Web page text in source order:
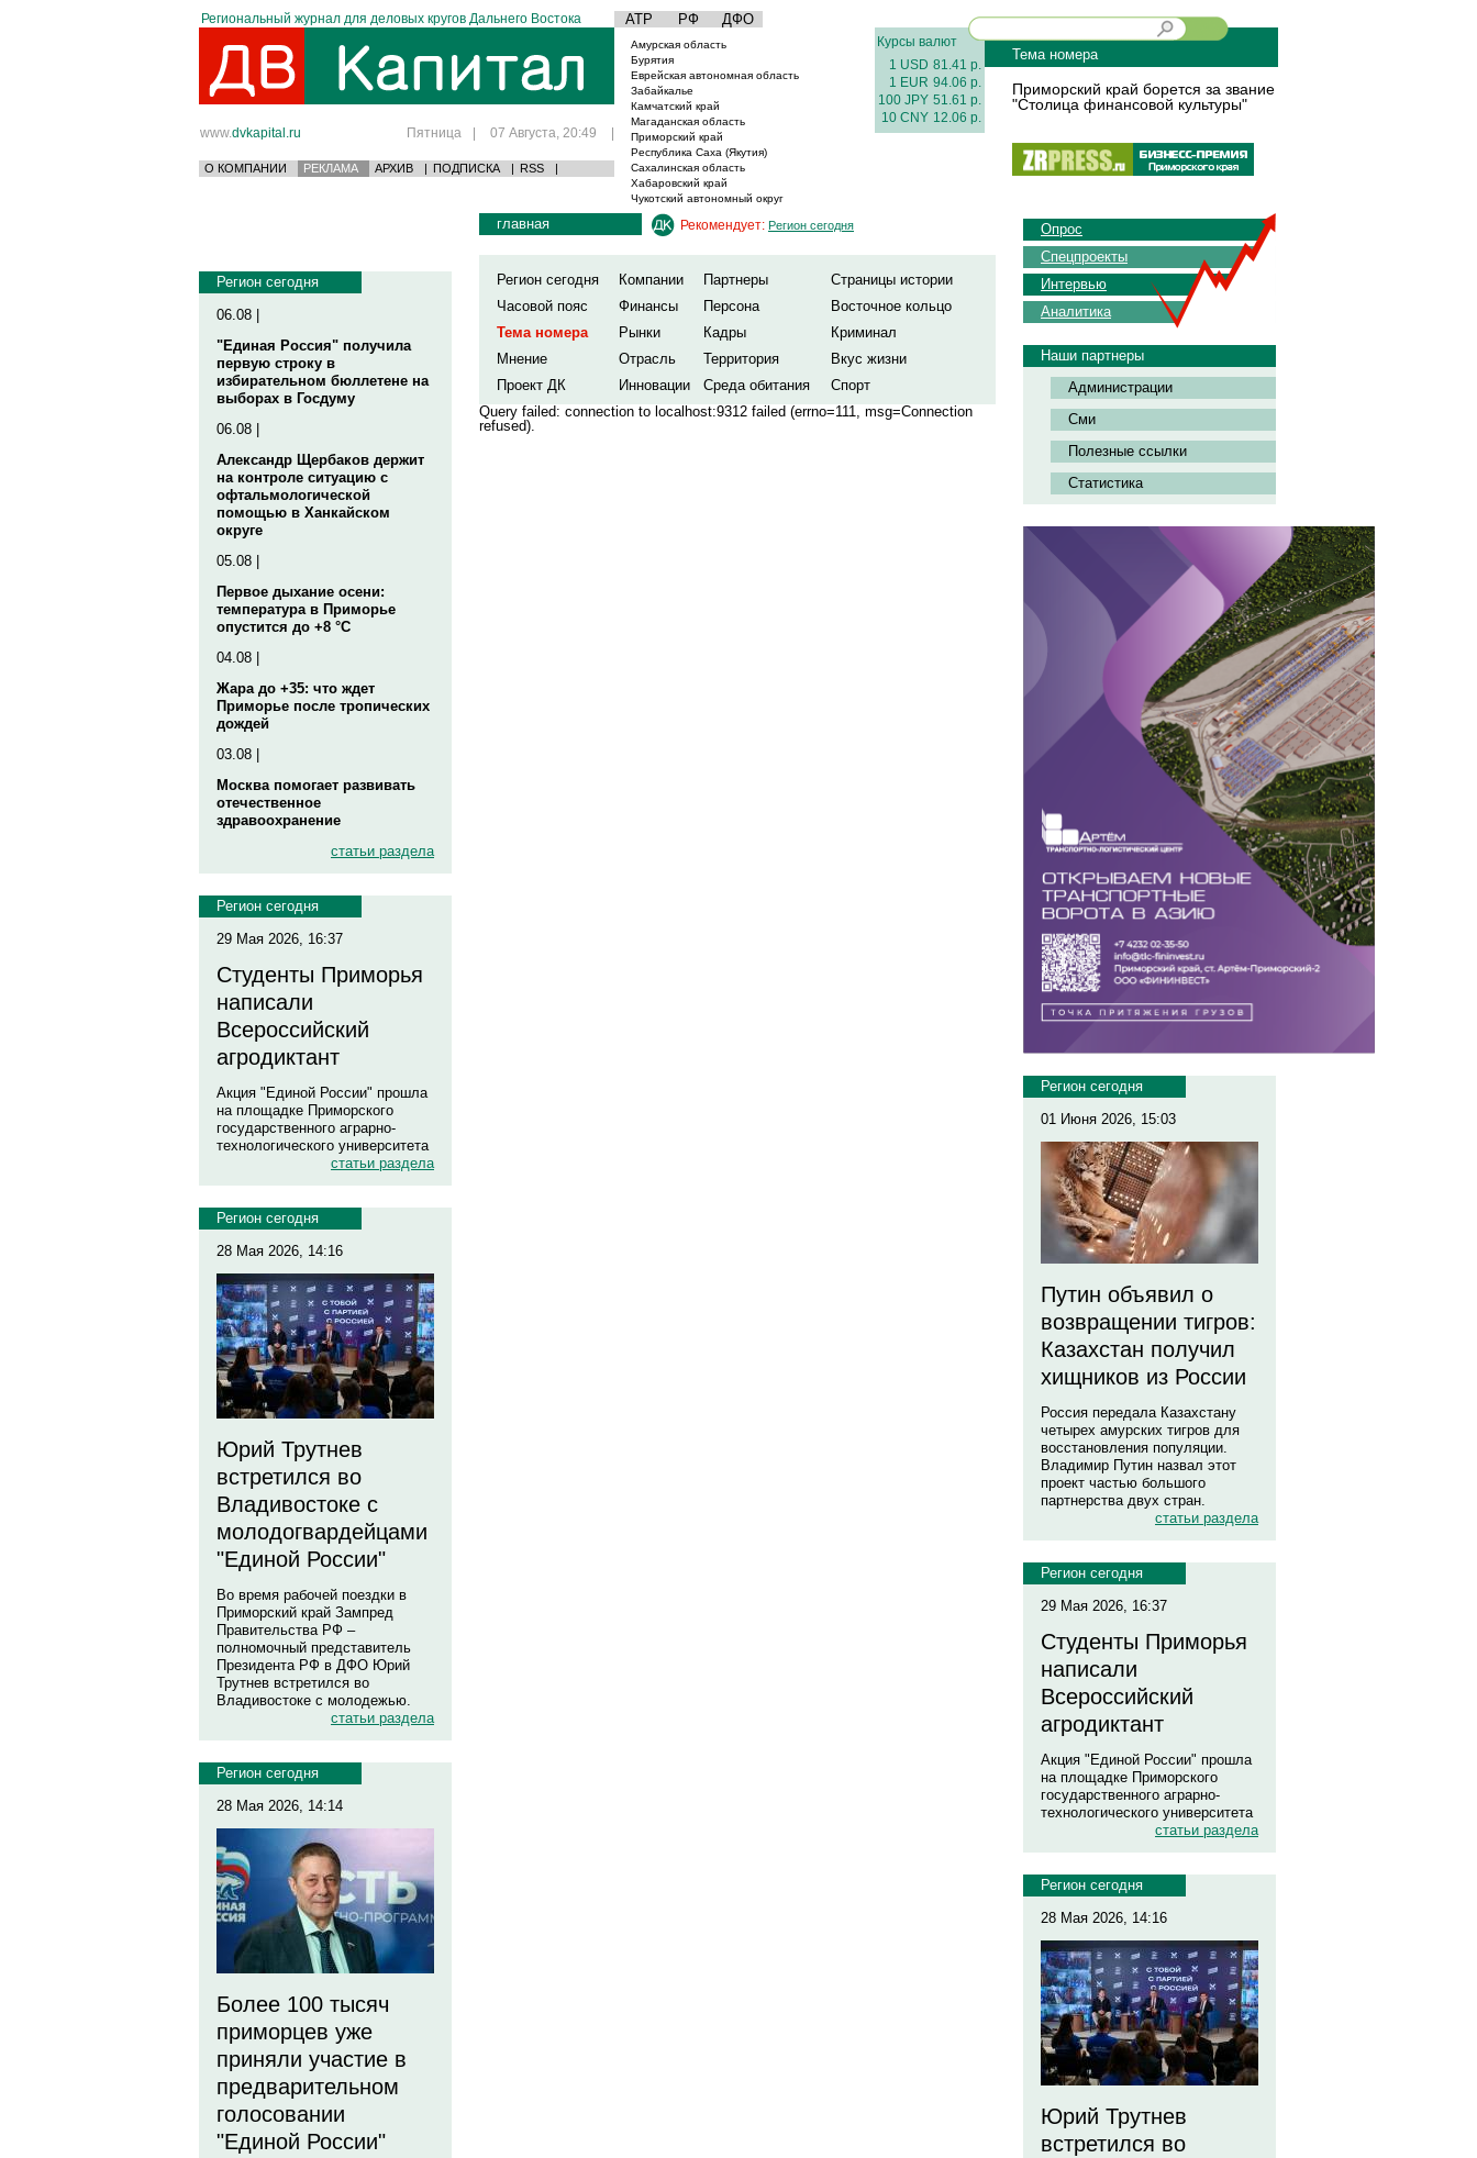
Региональный журнал для деловых кругов Дальнего Востока АТР РФ ДФО
www.dvkapital.ru Пятница | 07 Августа, 20:49 |
О КОМПАНИИ РЕКЛАМА АРХИВ | ПОДПИСКА | RSS |
Амурская область
Бурятия
Еврейская автономная область
Забайкалье
Камчатский край
Магаданская область
Приморский край
Республика Саха (Якутия)
Сахалинская область
Хабаровский край
Чукотский автономный округ
Курсы валют
1 USD 81.41 р.
1 EUR 94.06 р.
100 JPY 51.61 р.
10 CNY 12.06 р.
Тема номера
Приморский край борется за звание
"Столица финансовой культуры"
Регион сегодня
06.08 |
"Единая Россия" получила
первую строку в
избирательном бюллетене на
выборах в Госдуму
06.08 |
Александр Щербаков держит
на контроле ситуацию с
офтальмологической
помощью в Ханкайском
округе
05.08 |
Первое дыхание осени:
температура в Приморье
опустится до +8 °C
04.08 |
Жара до +35: что ждет
Приморье после тропических
дождей
03.08 |
Москва помогает развивать
отечественное
здравоохранение
статьи раздела
Регион сегодня
29 Мая 2026, 16:37
Студенты Приморья
написали
Всероссийский
агродиктант
Акция "Единой России" прошла
на площадке Приморского
государственного аграрно-
технологического университета
статьи раздела
Регион сегодня
28 Мая 2026, 14:16
Юрий Трутнев
встретился во
Владивостоке с
молодогвардейцами
"Единой России"
Во время рабочей поездки в
Приморский край Зампред
Правительства РФ –
полномочный представитель
Президента РФ в ДФО Юрий
Трутнев встретился во
Владивостоке с молодежью.
статьи раздела
Регион сегодня
28 Мая 2026, 14:14
Более 100 тысяч
приморцев уже
приняли участие в
предварительном
голосовании
"Единой России"
главная Рекомендует: Регион сегодня
Регион сегодня Компании Партнеры
Страницы истории
Часовой пояс
Финансы Персона
Восточное кольцо
Тема номера
Рынки Кадры
Криминал
Мнение
Отрасль Территория
Вкус жизни
Проект ДК
Инновации Среда обитания
Спорт
Query failed: connection to localhost:9312 failed (errno=111, msg=Connection
refused).
Опрос
Спецпроекты
Интервью
Аналитика
Наши партнеры
Администрации
Сми
Полезные ссылки
Статистика
Регион сегодня
01 Июня 2026, 15:03
Путин объявил о
возвращении тигров:
Казахстан получил
хищников из России
Россия передала Казахстану
четырех амурских тигров для
восстановления популяции.
Владимир Путин назвал этот
проект частью большого
партнерства двух стран.
статьи раздела
Регион сегодня
29 Мая 2026, 16:37
Студенты Приморья
написали
Всероссийский
агродиктант
Акция "Единой России" прошла
на площадке Приморского
государственного аграрно-
технологического университета
статьи раздела
Регион сегодня
28 Мая 2026, 14:16
Юрий Трутнев
встретился во